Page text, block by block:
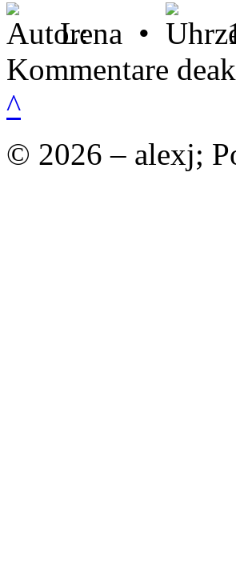
Lena •
Kommentare
^
© 2026 – alexj;